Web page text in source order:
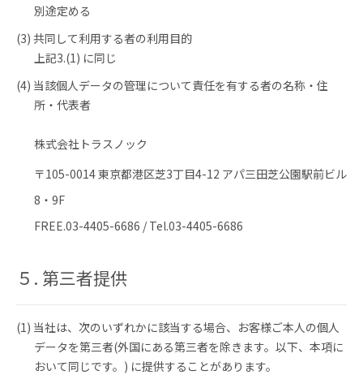
別途定める
(3) 共同して利用する者の利用目的
上記3.(1) に同じ
(4) 当該個人データの管理について責任を有する者の名称・住
所・代表者
株式会社トラスノック
〒105-0014 東京都港区芝3丁目4-12 アパ三田芝公園駅前ビル
8・9F
FREE.03-4405-6686 / Tel.03-4405-6686
５. 第三者提供
(1) 当社は、次のいずれかに該当する場合、お客様ご本人の個人
データを第三者(外国にある第三者を除きます。以下、本項に
おいて同じです。) に提供することがあります。